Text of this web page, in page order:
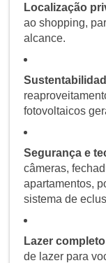
Localização
ao shopping,
alcance.
fotovoltaicos
Segurança e
câmeras,
apartamentos,
sistema de
Lazer
de lazer para